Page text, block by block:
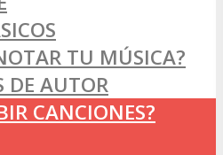
TU MÚSICA?
DE AUTOR
CANCIONES?